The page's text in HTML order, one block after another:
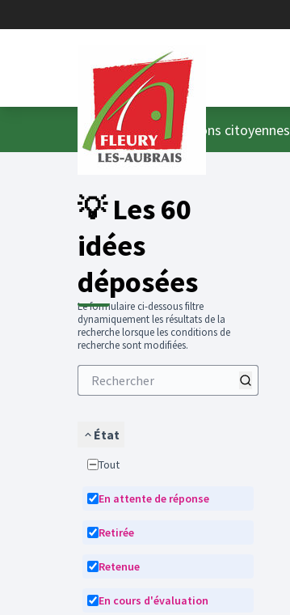
AccueilMenu principal
/ Consultations citoyennes
💡 Les 60
idées
déposées
Le formulaire ci-dessous filtre
dynamiquement les résultats de la
recherche lorsque les conditions de
recherche sont modifiées.
État
Tout
En attente de réponse
Retirée
Retenue
En cours d'évaluation